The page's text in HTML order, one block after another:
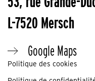
L-7520 Mersch
Google Maps
Politique des cookies